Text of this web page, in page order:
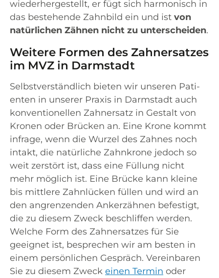
wie­der­her­ge­stellt, er fügt sich har­mo­nisch in
das bestehen­de Zahn­bild ein und ist von
natür­li­chen Zäh­nen nicht zu unter­schei­den.
Weitere Formen des Zahnersatzes
im MVZ in Darmstadt
Selbst­ver­ständ­lich bie­ten wir unse­ren Pati­
en­ten in unse­rer Pra­xis in Darm­stadt auch
kon­ven­tio­nel­len Zahn­ersatz in Gestalt von
Kro­nen oder Brü­cken an. Eine Kro­ne kommt
infra­ge, wenn die Wur­zel des Zah­nes noch
intakt, die natür­li­che Zahn­kro­ne jedoch so
weit zer­stört ist, dass eine Fül­lung nicht
mehr mög­lich ist. Eine Brü­cke kann klei­ne
bis mitt­le­re Zahn­lü­cken fül­len und wird an
den angren­zen­den Anker­zäh­nen befes­tigt,
die zu die­sem Zweck beschlif­fen wer­den.
Wel­che Form des Zahn­ersat­zes für Sie
geeig­net ist, bespre­chen wir am bes­ten in
einem per­sön­li­chen Gespräch. Ver­ein­ba­ren
Sie zu die­sem Zweck einen Ter­min oder